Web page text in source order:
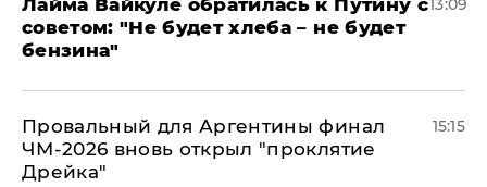
Лайма Вайкуле обратилась к Путину с
советом: "Не будет хлеба – не будет
бензина"
13:09
Провальный для Аргентины финал
ЧМ-2026 вновь открыл "проклятие
Дрейка"
15:15